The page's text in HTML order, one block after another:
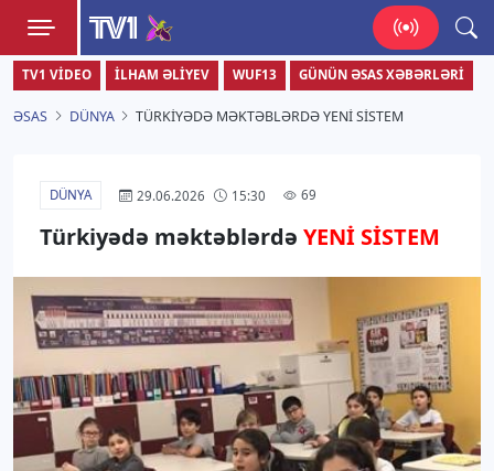
TV1
Zamanı bizimlə yaşa!
TV1 VIDEO İLHAM ƏLIYEV WUF13 GÜNÜN ƏSAS XƏBƏRLƏRI
ƏSAS DÜNYA TÜRKIYƏDƏ MƏKTƏBLƏRDƏ YENİ SİSTEM
DÜNYA 29.06.2026 15:30 69
Türkiyədə məktəblərdə YENİ SİSTEM